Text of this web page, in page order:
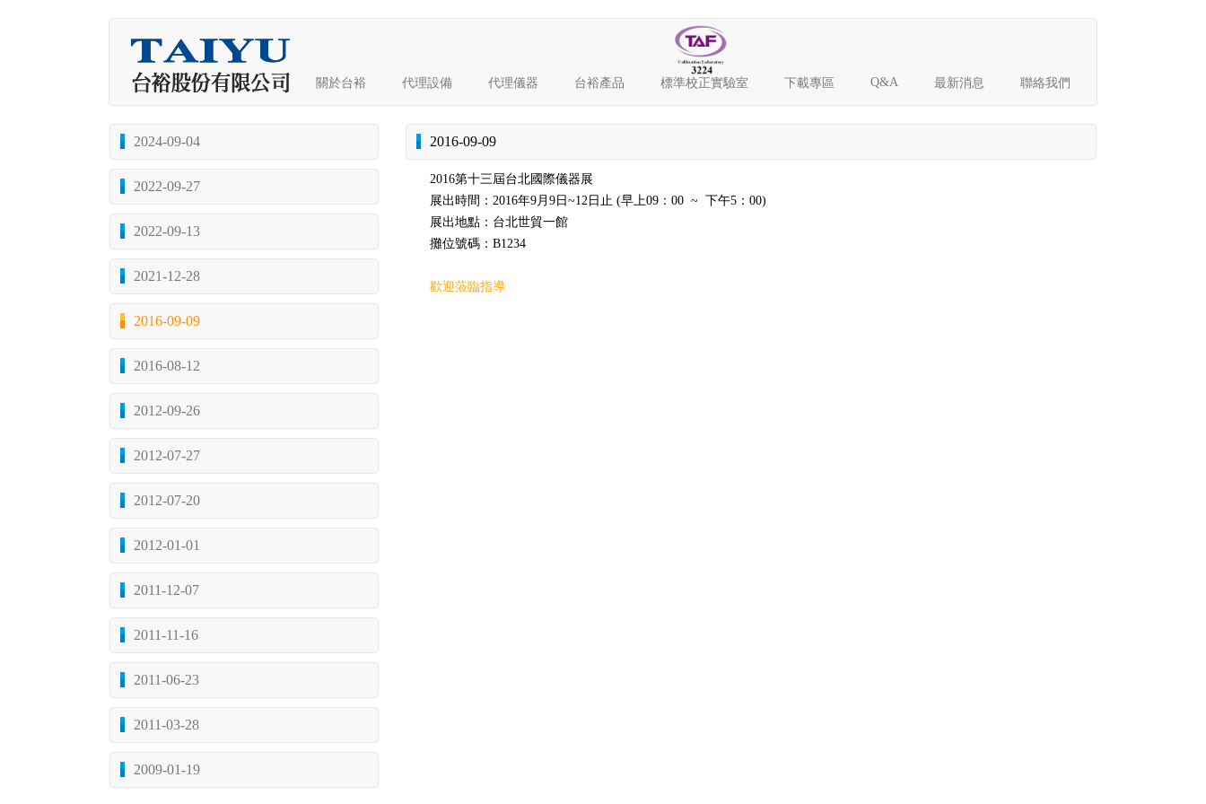
關於台裕 代理設備 代理儀器 台裕產品 標準校正實驗室 下載專區 Q&A 最新消息 聯絡我們
2024-09-04
2022-09-27
2022-09-13
2021-12-28
2016-09-09
2016-08-12
2012-09-26
2012-07-27
2012-07-20
2012-01-01
2011-12-07
2011-11-16
2011-06-23
2011-03-28
2009-01-19
2016-09-09
2016第十三屆台北國際儀器展
展出時間：2016年9月9日~12日止 (早上09：00 ~ 下午5：00)
展出地點：台北世貿一館
攤位號碼：B1234
歡迎蒞臨指導